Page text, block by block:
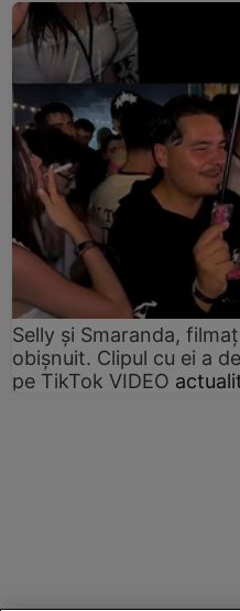
Selly și Smaranda,
obișnuit. Clipul cu ei a
pe TikTok VIDEO